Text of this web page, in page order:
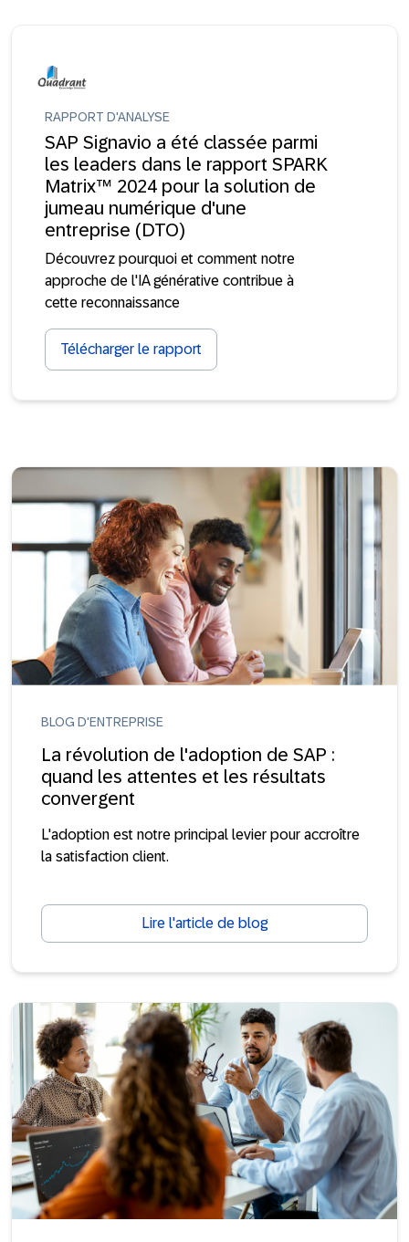
RAPPORT D'ANALYSE
SAP Signavio a été classée parmi
les leaders dans le rapport SPARK
Matrix™ 2024 pour la solution de
jumeau numérique d'une
entreprise (DTO)
Découvrez pourquoi et comment notre
approche de l'IA générative contribue à
cette reconnaissance
Télécharger le rapport
BLOG D'ENTREPRISE
La révolution de l'adoption de SAP :
quand les attentes et les résultats
convergent
L'adoption est notre principal levier pour accroître
la satisfaction client.
Lire l'article de blog